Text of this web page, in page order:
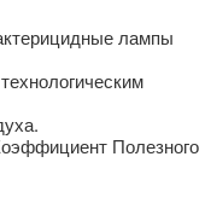
лампы
Полезного